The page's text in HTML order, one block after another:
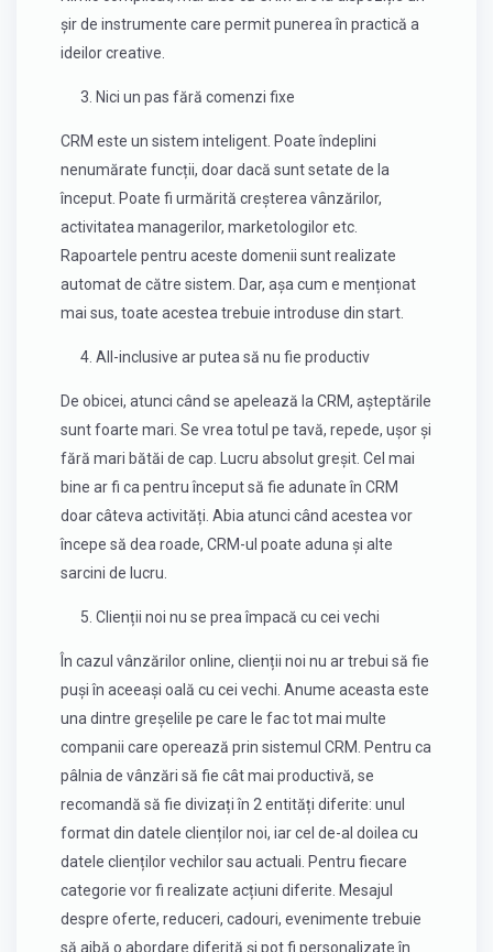
șir de instrumente care permit punerea în practică a
ideilor creative.
3. Nici un pas fără comenzi fixe
CRM este un sistem inteligent. Poate îndeplini
nenumărate funcții, doar dacă sunt setate de la
început. Poate fi urmărită creșterea vânzărilor,
activitatea managerilor, marketologilor etc.
Rapoartele pentru aceste domenii sunt realizate
automat de către sistem. Dar, așa cum e menționat
mai sus, toate acestea trebuie introduse din start.
4. All-inclusive ar putea să nu fie productiv
De obicei, atunci când se apelează la CRM, așteptările
sunt foarte mari. Se vrea totul pe tavă, repede, ușor și
fără mari bătăi de cap. Lucru absolut greșit. Cel mai
bine ar fi ca pentru început să fie adunate în CRM
doar câteva activități. Abia atunci când acestea vor
începe să dea roade, CRM-ul poate aduna și alte
sarcini de lucru.
5. Clienții noi nu se prea împacă cu cei vechi
În cazul vânzărilor online, clienții noi nu ar trebui să fie
puși în aceeași oală cu cei vechi. Anume aceasta este
una dintre greșelile pe care le fac tot mai multe
companii care operează prin sistemul CRM. Pentru ca
pâlnia de vânzări să fie cât mai productivă, se
recomandă să fie divizați în 2 entități diferite: unul
format din datele clienților noi, iar cel de-al doilea cu
datele clienților vechilor sau actuali. Pentru fiecare
categorie vor fi realizate acțiuni diferite. Mesajul
despre oferte, reduceri, cadouri, evenimente trebuie
să aibă o abordare diferită și pot fi personalizate în